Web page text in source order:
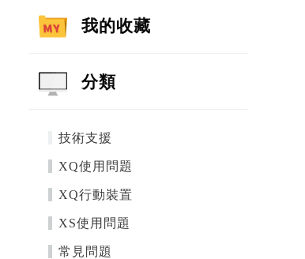
我的收藏
分類
技術支援
XQ使用問題
XQ行動裝置
XS使用問題
常見問題